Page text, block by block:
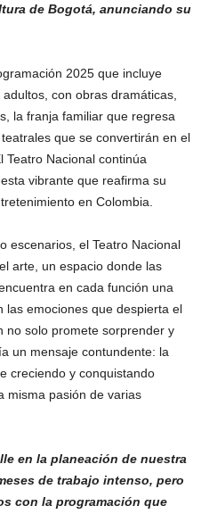
de Bogotá, anunciando su
2025 que incluye
con obras dramáticas,
la franja familiar que regresa
que se convertirán en el
Teatro Nacional continúa
vibrante que reafirma su
en Colombia.
escenarios, el Teatro Nacional
arte, un espacio donde las
en cada función una
las emociones que despierta el
no solo promete sorprender y
un mensaje contundente: la
creciendo y conquistando
misma pasión de varias
en la planeación de nuestra
de trabajo intenso, pero
con la programación que